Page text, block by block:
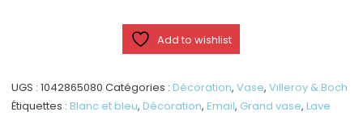
vase
haut,
Add to wishlist
UGS :1042865080 Catégories :Décoration,Vase,Villeroy & Boch
Étiquettes :Blanc et bleu,Décoration,Email, Grand vase,Lave